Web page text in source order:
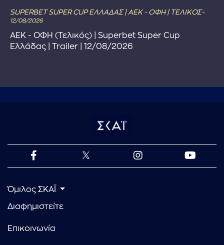
SUPERBET SUPER CUP ΕΛΛΑΔΑΣ | ΑΕΚ - ΟΦΗ | ΤΕΛΙΚΟΣ-
12/08/2026
ΑΕΚ - ΟΦΗ (Τελικός) | Superbet Super Cup
Ελλάδας | Trailer | 12/08/2026
Όμιλος ΣΚΑΪ
Διαφημιστείτε
Επικοινωνία